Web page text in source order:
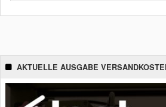
AKTUELLE AUSGABE